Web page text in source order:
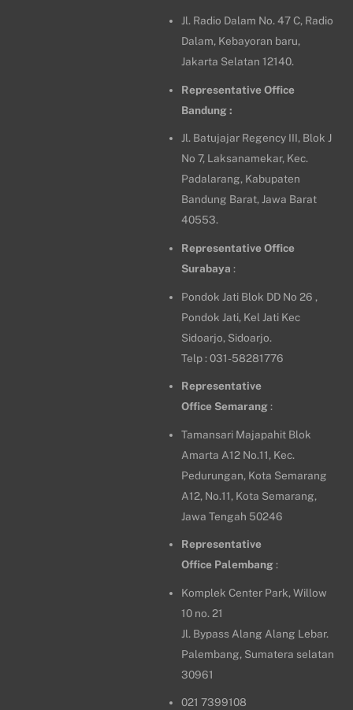
Jl. Radio Dalam No. 47 C, Radio
Dalam, Kebayoran baru,
Jakarta Selatan 12140.
Representative Office
Bandung :
Jl. Batujajar Regency III, Blok J
No 7, Laksanamekar, Kec.
Padalarang, Kabupaten
Bandung Barat, Jawa Barat
40553.
Representative Office
Surabaya :
Pondok Jati Blok DD No 26 ,
Pondok Jati, Kel Jati Kec
Sidoarjo, Sidoarjo.
Telp : 031-58281776
Representative
Office Semarang :
Tamansari Majapahit Blok
Amarta A12 No.11, Kec.
Pedurungan, Kota Semarang
A12, No.11, Kota Semarang,
Jawa Tengah 50246
Representative
Office Palembang:
Komplek Center Park, Willow
10 no. 21
Jl. Bypass Alang Alang Lebar.
Palembang, Sumatera selatan
30961
021 7399108